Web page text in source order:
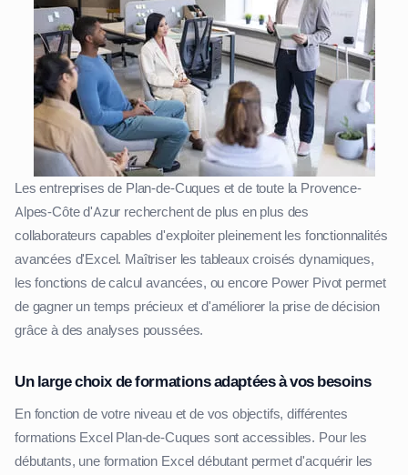
Les entreprises de Plan-de-Cuques et de toute la Provence-
Alpes-Côte d'Azur recherchent de plus en plus des
collaborateurs capables d'exploiter pleinement les fonctionnalités
avancées d'Excel. Maîtriser les tableaux croisés dynamiques,
les fonctions de calcul avancées, ou encore Power Pivot permet
de gagner un temps précieux et d'améliorer la prise de décision
grâce à des analyses poussées.
Un large choix de formations adaptées à vos besoins
En fonction de votre niveau et de vos objectifs, différentes
formations Excel Plan-de-Cuques sont accessibles. Pour les
débutants, une formation Excel débutant permet d'acquérir les